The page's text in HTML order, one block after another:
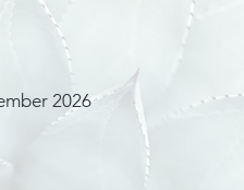
2026